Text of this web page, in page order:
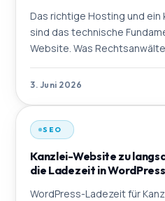
Das richtige Hosting und
sind das technische
Website. Was
3. Juni 2026
SEO
Kanzlei-Website zu
die Ladezeit in WordPress
WordPress-Ladezeit für